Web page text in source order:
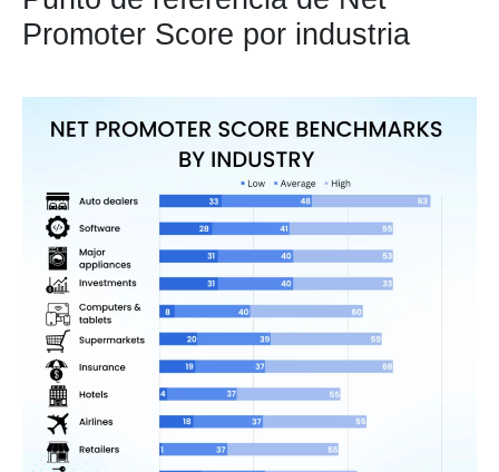
Promoter Score por industria